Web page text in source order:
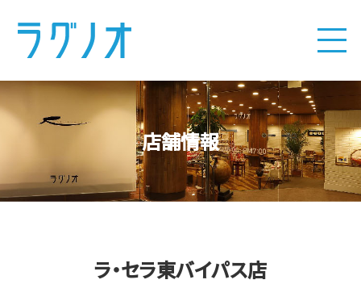
店舗情報
ラ・セラ東バイパス店